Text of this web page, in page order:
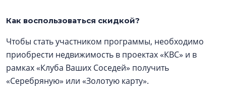
Как воспользоваться скидкой?
Чтобы стать участником программы, необходимо
приобрести недвижимость в проектах «КВС» и в
рамках «Клуба Ваших Соседей» получить
«Серебряную» или «Золотую карту».